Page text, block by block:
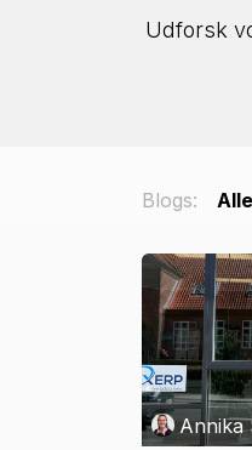
Udforsk
Blogs: Alle
Annika